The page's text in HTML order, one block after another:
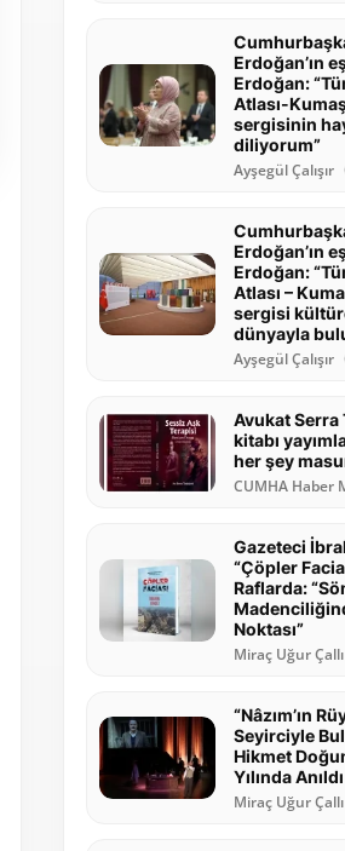
Erdoğan’ın
Erdoğan:
Atlası-
sergisinin
diliyorum”
Ayşegül Çalışır
Erdoğan’ın
Erdoğan:
Atlası –
sergisi
dünyayla
Ayşegül Çalışır
Avukat Serra
kitabı
her şey
CUMHA Haber
Gazeteci
“Çöpler
Raflarda:
Noktası”
Miraç Uğur Çallı
“Nâzım’ın
Seyirciyle
Hikmet
Yılında Anıldı
Miraç Uğur Çallı